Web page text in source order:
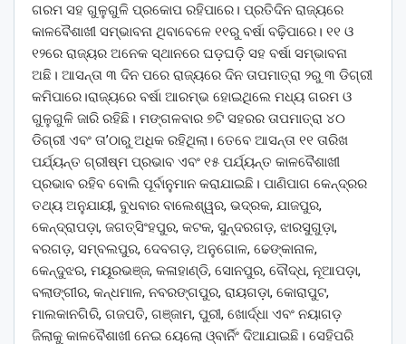
ଗରମ ସହ ଗୁଳୁଗୁଳି ପ୍ରକୋପ ରହିପାରେ। ପ୍ରତିଦିନ ରାଜ୍ୟରେ
କାଳବୈଶାଖୀ ସମ୍ଭାବନା ଥିବାବେଳେ ୧୧ରୁ ବର୍ଷା ବଢ଼ିପାରେ। ୧୧ ଓ
୧୨ରେ ରାଜ୍ୟର ଅନେକ ସ୍ଥାନରେ ଘଡ଼ଘଡ଼ି ସହ ବର୍ଷା ସମ୍ଭାବନା
ଅଛି। ଆସନ୍ତା ୩ ଦିନ ପରେ ରାଜ୍ୟରେ ଦିନ ତାପମାତ୍ରା ୨ରୁ ୩ ଡିଗ୍ରୀ
କମିପାରେ।ରାଜ୍ୟରେ ବର୍ଷା ଆରମ୍ଭ ହୋଇଥିଲେ ମଧ୍ୟ ଗରମ ଓ
ଗୁଳୁଗୁଳି ଜାରି ରହିଛି। ମଙ୍ଗଳବାର ୭ଟି ସହରର ତାପମାତ୍ରା ୪୦
ଡିଗ୍ରୀ ଏବଂ ତା’ଠାରୁ ଅଧିକ ରହିଥିଲା। ତେବେ ଆସନ୍ତା ୧୧ ତାରିଖ
ପର୍ଯ୍ୟନ୍ତ ଗ୍ରୀଷ୍ମ ପ୍ରଭାବ ଏବଂ ୧୫ ପର୍ଯ୍ୟନ୍ତ କାଳବୈଶାଖୀ
ପ୍ରଭାବ ରହିବ ବୋଲି ପୂର୍ବାନୁମାନ କରାଯାଇଛି। ପାଣିପାଗ କେନ୍ଦ୍ରର
ତଥ୍ୟ ଅନୁଯାୟୀ, ବୁଧବାର ବାଲେଶ୍ୱର, ଭଦ୍ରକ, ଯାଜପୁର,
କେନ୍ଦ୍ରାପଡ଼ା, ଜଗତ୍‌ସିଂହପୁର, କଟକ, ସୁନ୍ଦରଗଡ଼, ଝାରସୁଗୁଡ଼ା,
ବରଗଡ଼, ସମ୍ବଲପୁର, ଦେବଗଡ଼, ଅନୁଗୋଳ, ଢେଙ୍କାନାଳ,
କେନ୍ଦୁଝର, ମୟୂରଭଞ୍ଜ, କଳାହାଣ୍ଡି, ସୋନପୁର, ବୌଦ୍ଧ, ନୂଆପଡ଼ା,
ବଲାଙ୍ଗୀର, କନ୍ଧମାଳ, ନବରଙ୍ଗପୁର, ରାୟଗଡ଼ା, କୋରାପୁଟ,
ମାଲକାନଗିରି, ଗଜପତି, ଗଞ୍ଜାମ, ପୁରୀ, ଖୋର୍ଦ୍ଧା ଏବଂ ନୟାଗଡ଼
ଜିଲାକୁ କାଳବୈଶାଖୀ ନେଇ ୟେଲୋ ଓ୍ବାର୍ନିଂ ଦିଆଯାଇଛି। ସେହିପରି